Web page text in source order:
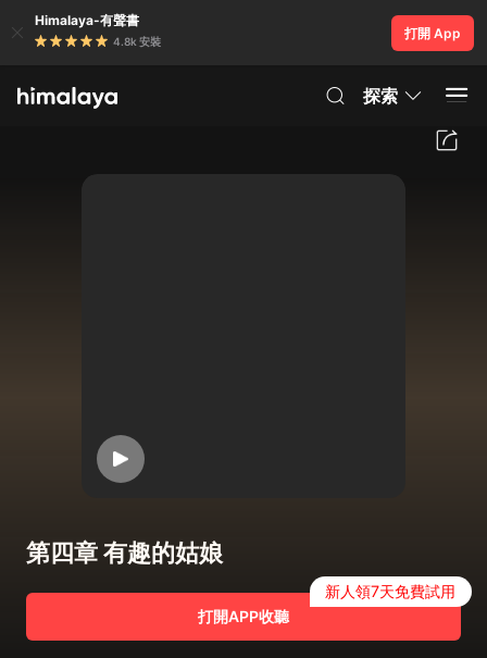
Himalaya-有聲書
4.8k 安裝
打開 App
探索
第四章 有趣的姑娘
打開APP收聽
新人領7天免費試用